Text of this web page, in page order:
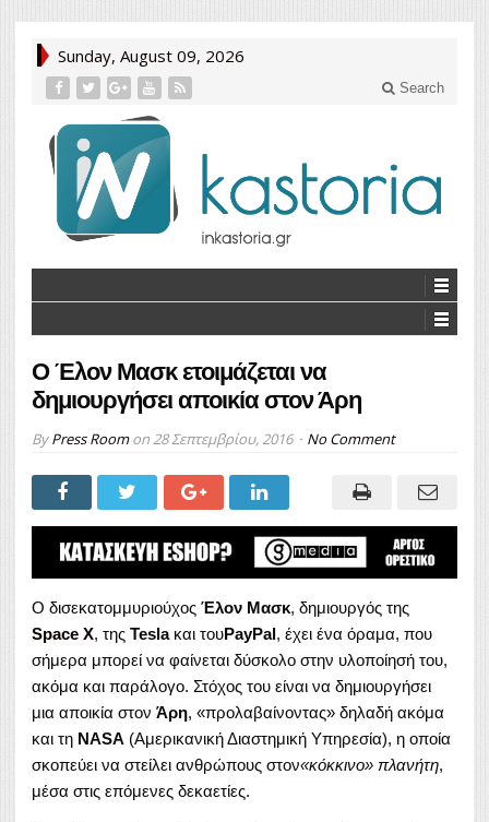
Sunday, August 09, 2026
Search
Ο Έλον Μασκ ετοιμάζεται να
δημιουργήσει αποικία στον Άρη
ByPress Roomon 28 Σεπτεμβρίου, 2016 No Comment
O δισεκατομμυριούχος Έλον Μασκ, δημιουργός της
Space X, της Teslaκαι τουPayPal, έχει ένα όραμα, που
σήμερα μπορεί να φαίνεται δύσκολο στην υλοποίησή του,
ακόμα και παράλογο. Στόχος του είναι να δημιουργήσει
μια αποικία στον Άρη, «προλαβαίνοντας» δηλαδή ακόμα
και τη NASA (Αμερικανική Διαστημική Υπηρεσία), η οποία
σκοπεύει να στείλει ανθρώπους στον«κόκκινο» πλανήτη,
μέσα στις επόμενες δεκαετίες.